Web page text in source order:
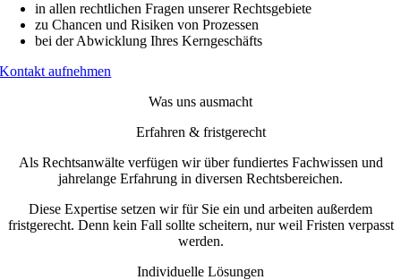
in allen rechtlichen Fragen unserer Rechtsgebiete
zu Chancen und Risiken von Prozessen
bei der Abwicklung Ihres Kerngeschäfts
Kontakt aufnehmen
Was uns ausmacht
Erfahren & fristgerecht
Als Rechtsanwälte verfügen wir über fundiertes Fachwissen und
jahrelange Erfahrung in diversen Rechtsbereichen.
Diese Expertise setzen wir für Sie ein und arbeiten außerdem
fristgerecht. Denn kein Fall sollte scheitern, nur weil Fristen verpasst
werden.
Individuelle Lösungen